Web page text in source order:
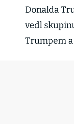
Donalda
vedl
Trumpem